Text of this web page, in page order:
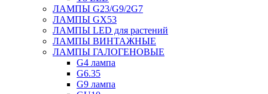
ЛАМПЫ G23/G9/2G7
ЛАМПЫ GX53
ЛАМПЫ LED для растений
ЛАМПЫ ВИНТАЖНЫЕ
ЛАМПЫ ГАЛОГЕНОВЫЕ
G4 лампа
G6.35
G9 лампа